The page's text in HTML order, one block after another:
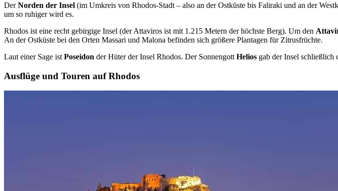
DerNorden der Insel (im Umkreis von Rhodos-Stadt – also an der Ostküste bis Faliraki und an der
um so ruhiger wird es.
Rhodos ist eine recht gebirgige Insel (der Attaviros ist mit 1.215 Metern der höchste Berg). Um den
An der Ostküste bei den Orten Massari und Malona befinden sich größere Plantagen für Zitrusfrüchte.
Laut einer Sage ist Poseidon der Hüter der Insel Rhodos. Der Sonnengott Helios gab der Insel schließlich
Ausflüge und Touren auf Rhodos